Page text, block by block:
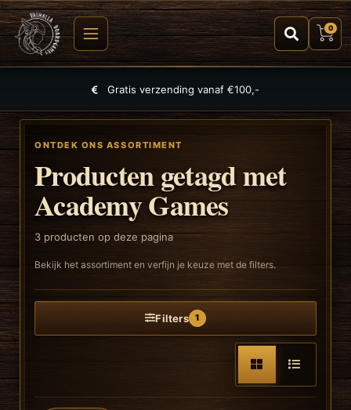
0
Gratis verzending vanaf €100,-
ONTDEK ONS ASSORTIMENT
Producten getagd met
Academy Games
3 producten op deze pagina
Bekijk het assortiment en verfijn je keuze met de filters.
Filters 1